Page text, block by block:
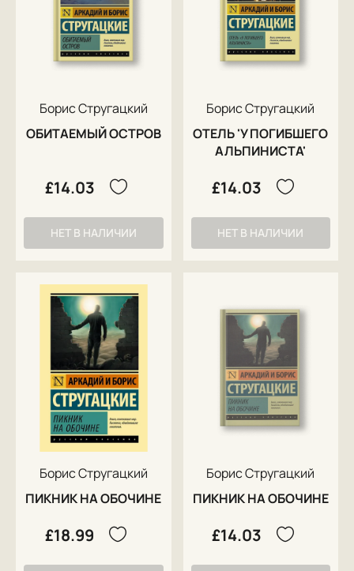
Борис Стругацкий
ОБИТАЕМЫЙ ОСТРОВ
£14.03
НЕТ В НАЛИЧИИ
Борис Стругацкий
ОТЕЛЬ 'У ПОГИБШЕГО
АЛЬПИНИСТА'
£14.03
НЕТ В НАЛИЧИИ
Борис Стругацкий
ПИКНИК НА ОБОЧИНЕ
£18.99
Борис Стругацкий
ПИКНИК НА ОБОЧИНЕ
£14.03